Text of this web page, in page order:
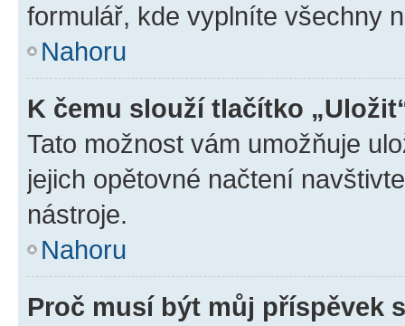
formulář, kde vyplníte všechny
Nahoru
K čemu slouží tlačítko
Tato možnost vám umožňuje
jejich opětovné načtení
nástroje.
Nahoru
Proč musí být můj příspěvek